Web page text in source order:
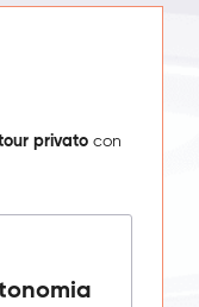
privato con